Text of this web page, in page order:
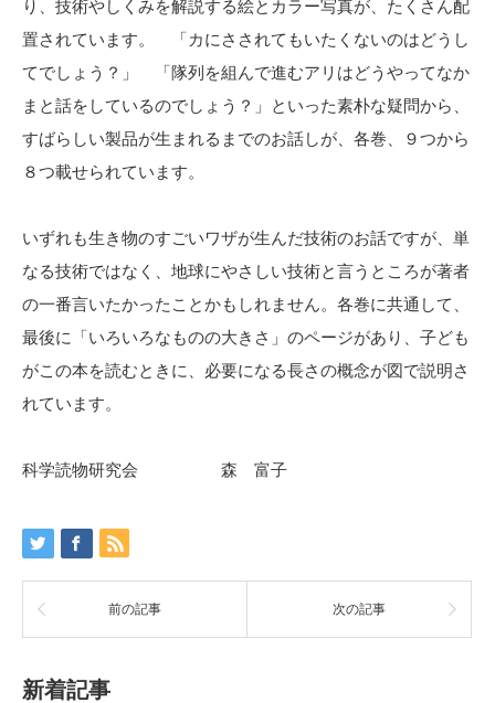
り、技術やしくみを解説する絵とカラー写真が、たくさん配
置されています。 「カにさされてもいたくないのはどうし
てでしょう？」 「隊列を組んで進むアリはどうやってなか
まと話をしているのでしょう？」といった素朴な疑問から、
すばらしい製品が生まれるまでのお話しが、各巻、９つから
８つ載せられています。
いずれも生き物のすごいワザが生んだ技術のお話ですが、単
なる技術ではなく、地球にやさしい技術と言うところが著者
の一番言いたかったことかもしれません。各巻に共通して、
最後に「いろいろなものの大きさ」のページがあり、子ども
がこの本を読むときに、必要になる長さの概念が図で説明さ
れています。
科学読物研究会 森 富子
前の記事 次の記事
新着記事